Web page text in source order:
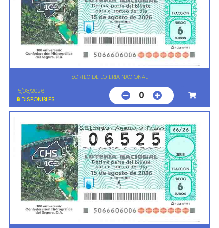
SORTEO DE LOTERIA NACIONAL
15/08/2026
8 DISPONIBLES 0